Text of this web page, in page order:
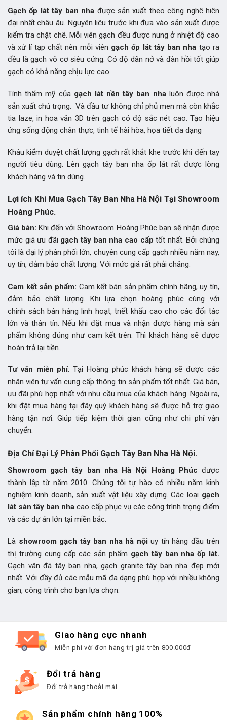
Gạch ốp lát tây ban nha được sản xuất theo công nghệ hiện
đại nhất châu âu. Nguyên liệu trước khi đưa vào sản xuất được
kiểm tra chặt chẽ. Mỗi viên gạch đều được nung ở nhiệt độ cao
và xử lí tạp chất nên mỗi viên gạch ốp lát tây ban nha tạo ra
đều là gạch vô cơ siêu cứng. Có độ dãn nở và đàn hồi tốt giúp
gạch có khả năng chịu lực cao.
Tính thẩm mỹ của gạch lát nền tây ban nhaluôn được nhà
sản xuất chú trọng. Và đầu tư không chỉ phủ men mà còn khắc
tia laze, in hoa văn 3D trên gạch có độ sắc nét cao. Tạo hiệu
ứng sống động chân thực, tinh tế hài hòa, họa tiết đa dạng
Khâu kiểm duyệt chất lượng gạch rất khắt khe trước khi đến tay
người tiêu dùng. Lên gạch tây ban nha ốp lát rất được lòng
khách hàng và tin dùng.
Lợi ích Khi Mua Gạch Tây Ban Nha Hà Nội Tại Showroom
Hoàng Phúc.
Giá bán:Khi đến với Showroom Hoàng Phúc bạn sẽ nhận được
mức giá ưu đãi gạch tây ban nha cao cấp tốt nhất. Bởi chúng
tôi là đại lý phân phối lớn, chuyên cung cấp gạch nhiều năm nay,
uy tín, đảm bảo chất lượng. Với mức giá rất phải chăng.
Cam kết sản phẩm: Cam kết bán sản phẩm chính hãng, uy tín,
đảm bảo chất lượng. Khi lựa chọn hoàng phúc cùng với
chính sách bán hàng linh hoạt, triết khấu cao cho các đối tác
lớn và thân tín. Nếu khi đặt mua và nhận được hàng mà sản
phẩm không đúng như cam kết trên. Thì khách hàng sẽ được
hoàn trả lại tiền.
Tư vấn miễn phí: Tại Hoàng phúc khách hàng sẽ được các
nhân viên tư vấn cung cấp thông tin sản phẩm tốt nhất. Giá bán,
ưu đãi phù hợp nhất với nhu cầu mua của khách hàng. Ngoài ra,
khi đặt mua hàng tại đây quý khách hàng sẽ được hỗ trợ giao
hàng tận nơi. Giúp tiếp kiệm thời gian cũng như chi phí vận
chuyển.
Địa Chỉ Đại Lý Phân Phối Gạch Tây Ban Nha Hà Nội.
Showroom gạch tây ban nha Hà Nội Hoàng Phúc được
thành lập từ năm 2010. Chúng tôi tự hào có nhiều năm kinh
nghiệm kinh doanh, sản xuất vật liệu xây dựng. Các loại gạch
lát sàn tây ban nha cao cấp phục vụ các công trình trọng điểm
và các dự án lớn tại miền bắc.
Là showroom gạch tây ban nha hà nội uy tín hàng đầu trên
thị trường cung cấp các sản phẩm gạch tây ban nha ốp lát.
Gạch vân đá tây ban nha, gạch granite tây ban nha đẹp mới
nhất. Với đầy đủ các mẫu mã đa dạng phù hợp với nhiều không
gian, công trình cho bạn lựa chọn.
Giao hàng cực nhanh
Miễn phí với đơn hàng trị giá trên 800.000đ
Đổi trả hàng
Đổi trả hàng thoải mái
Sản phẩm chính hãng 100%